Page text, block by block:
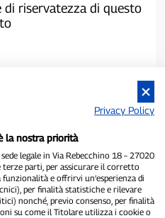
riservatezza di questo
indipendente
1/2/2021 - Tribunale di Pavia
Privacy Policy
la nostra priorità
legale in Via Rebecchino 18 – 27020
parti, per assicurare il corretto
e offrirvi un’esperienza di
per finalità statistiche e rilevare
nonché, previo consenso, per finalità
su come il Titolare utilizza i cookie o